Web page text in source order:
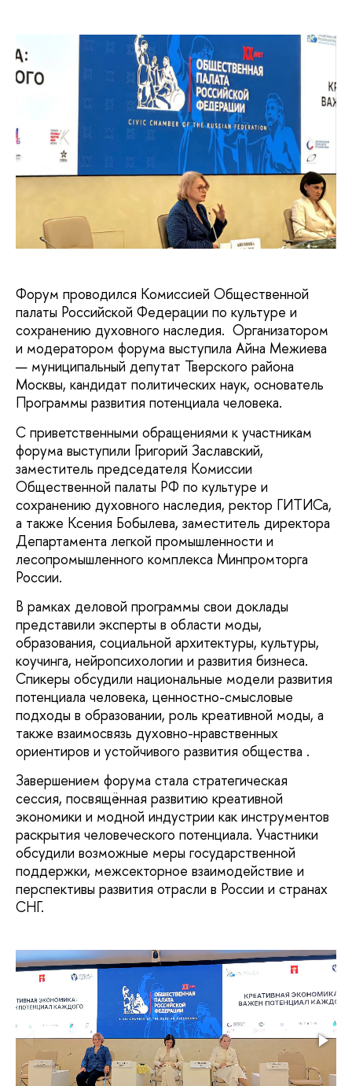
Форум проводился Комиссией Общественной
палаты Российской Федерации по культуре и
сохранению духовного наследия. Организатором
и модератором форума выступила Айна Межиева
— муниципальный депутат Тверского района
Москвы, кандидат политических наук, основатель
Программы развития потенциала человека.
С приветственными обращениями к участникам
форума выступили Григорий Заславский,
заместитель председателя Комиссии
Общественной палаты РФ по культуре и
сохранению духовного наследия, ректор ГИТИСа,
а также Ксения Бобылева, заместитель директора
Департамента легкой промышленности и
лесопромышленного комплекса Минпромторга
России.
В рамках деловой программы свои доклады
представили эксперты в области моды,
образования, социальной архитектуры, культуры,
коучинга, нейропсихологии и развития бизнеса.
Спикеры обсудили национальные модели развития
потенциала человека, ценностно-смысловые
подходы в образовании, роль креативной моды, а
также взаимосвязь духовно-нравственных
ориентиров и устойчивого развития общества .
Завершением форума стала стратегическая
сессия, посвящённая развитию креативной
экономики и модной индустрии как инструментов
раскрытия человеческого потенциала. Участники
обсудили возможные меры государственной
поддержки, межсекторное взаимодействие и
перспективы развития отрасли в России и странах
СНГ.